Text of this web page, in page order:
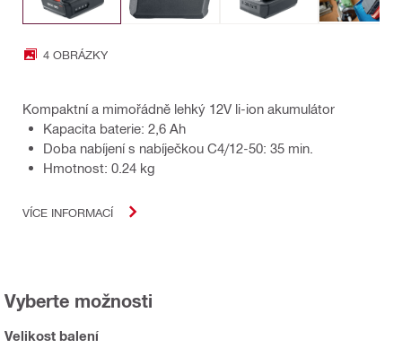
4 OBRÁZKY
Kompaktní a mimořádně lehký 12V li-ion akumulátor
Kapacita baterie: 2,6 Ah
Doba nabíjení s nabíječkou C4/12-50: 35 min.
Hmotnost: 0.24 kg
VÍCE INFORMACÍ
Vyberte možnosti
Velikost balení